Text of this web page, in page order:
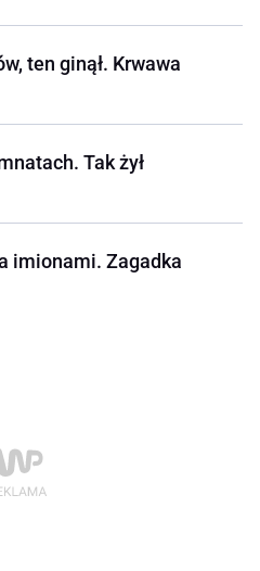
ten ginął. Krwawa
Tak żył
imionami. Zagadka